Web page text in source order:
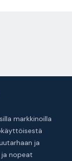
markkinoilla
ja
ja nopeat